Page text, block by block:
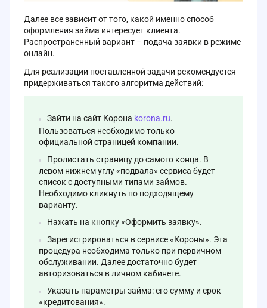
Далее все зависит от того, какой именно способ
оформления займа интересует клиента.
Распространенный вариант – подача заявки в режиме
онлайн.
Для реализации поставленной задачи рекомендуется
придерживаться такого алгоритма действий:
Зайти на сайт Корона korona.ru.
Пользоваться необходимо только
официальной страницей компании.
Пролистать страницу до самого конца. В
левом нижнем углу «подвала» сервиса будет
список с доступными типами займов.
Необходимо кликнуть по подходящему
варианту.
Нажать на кнопку «Оформить заявку».
Зарегистрироваться в сервисе «Короны». Эта
процедура необходима только при первичном
обслуживании. Далее достаточно будет
авторизоваться в личном кабинете.
Указать параметры займа: его сумму и срок
«кредитования».